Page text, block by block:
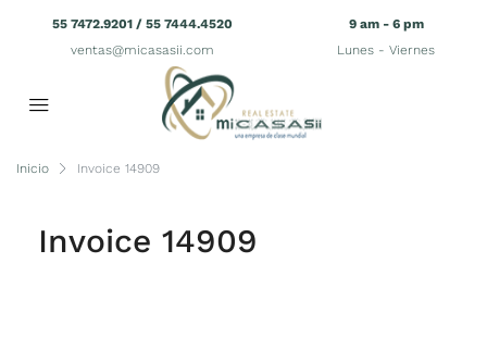
55 7472.9201 / 55 7444.4520
ventas@micasasii.com
9 am - 6 pm
Lunes - Viernes
Inicio Invoice 14909
Invoice 14909